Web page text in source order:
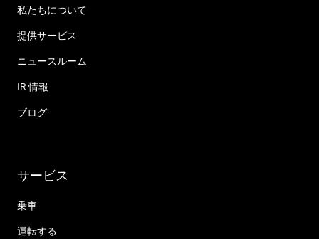
私たちについて
提供サービス
ニュースルーム
IR 情報
ブログ
サービス
乗車
運転する